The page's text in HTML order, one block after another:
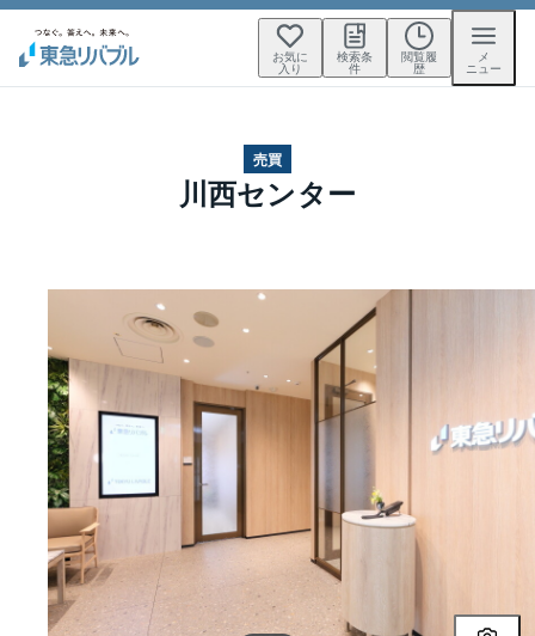
お気に
入り
検索条
件
閲覧履
歴
メ
ニュー
売買
川西センター